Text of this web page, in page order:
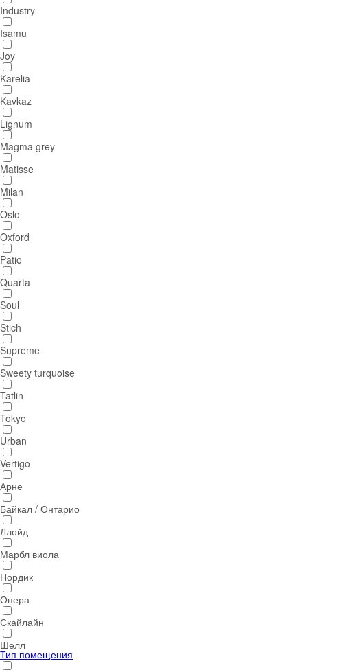
Industry
Isamu
Joy
Karelia
Kavkaz
Lignum
Magma grey
Matisse
Milan
Oslo
Oxford
Patio
Quarta
Soul
Stich
Supreme
Sweety turquoise
Tatlin
Tokyo
Urban
Vertigo
Арне
Байкал / Онтарио
Ллойд
Марбл виола
Нордик
Опера
Скайлайн
Шелл
Тип помещения